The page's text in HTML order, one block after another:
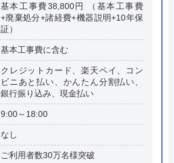
基本工事費38,800円 （基本工事費
+廃棄処分+諸経費+機器説明+10年保
証）
基本工事費に含む
クレジットカード、楽天ペイ、コン
ビニあと払い、かんたん分割払い、
銀行振り込み、現金払い
9:00～18:00
なし
ご利用者数30万名様突破